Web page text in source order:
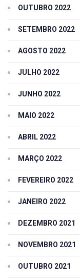
OUTUBRO 2022
SETEMBRO 2022
AGOSTO 2022
JULHO 2022
JUNHO 2022
MAIO 2022
ABRIL 2022
MARÇO 2022
FEVEREIRO 2022
JANEIRO 2022
DEZEMBRO 2021
NOVEMBRO 2021
OUTUBRO 2021